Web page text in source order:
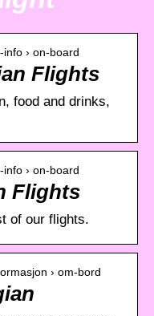
› on-board
Flights
food and drinks,
› on-board
Flights
of our flights.
› om-bord